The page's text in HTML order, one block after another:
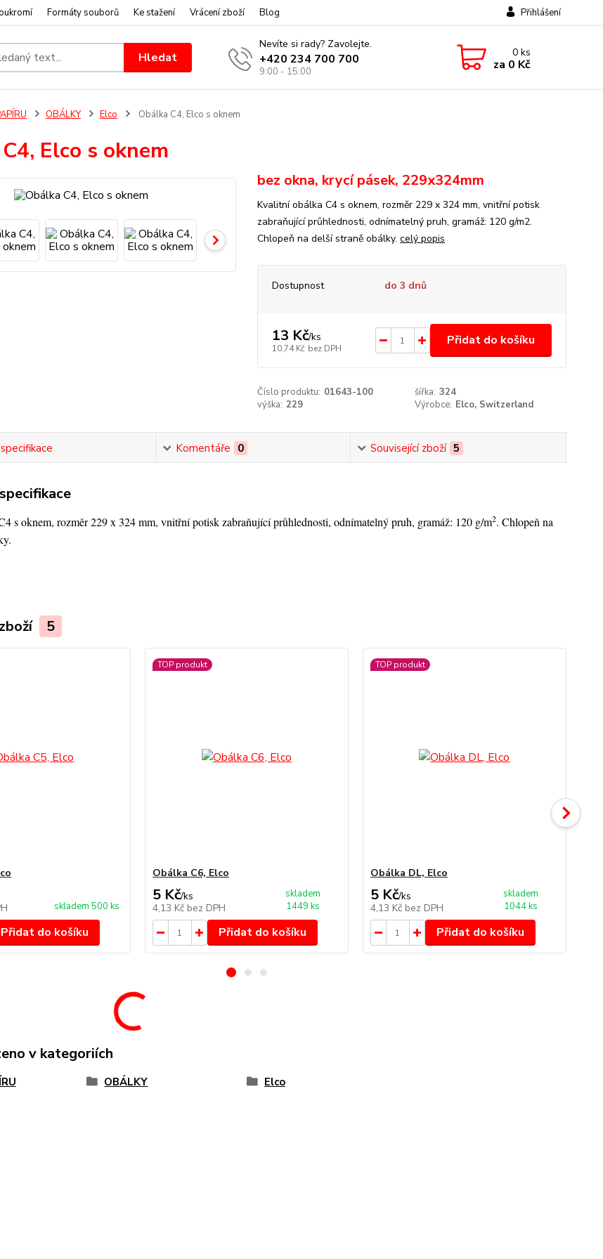
Formáty souborů Ke stažení Vrácení zboží Blog Přihlášení
Hledat
Nevíte si rady? Zavolejte.
+420 234 700 700
9:00 - 15:00
0ks
za 0 Kč
OBÁLKY Elco Obálka C4, Elco s oknem
Elco s oknem
bez okna, krycí pásek, 229x324mm
Kvalitní obálka C4 s oknem, rozměr 229 x 324 mm, vnitřní potisk
zabraňující průhlednosti, odnímatelný pruh, gramáž: 120 g/m2.
Chlopeň na delší straně obálky. celý popis
Dostupnost do 3 dnů
13 Kč/ks
10,74 Kč bez DPH
Přidat do košíku
Číslo produktu: 01643-100 šířka: 324
výška: 229 Výrobce: Elco, Switzerland
Komentáře 0 Související zboží 5
s oknem, rozměr 229 x 324 mm, vnitřní potisk zabraňující průhlednosti, odnímatelný pruh, gramáž: 120 g/m2. Chlopeň na
5
skladem 500 ks
Přidat do košíku
TOP produkt
Obálka C6, Elco
5 Kč/ks
4,13 Kč bez DPH
skladem
1449 ks
Přidat do košíku
TOP produkt
Obálka DL, Elco
5 Kč/ks
4,13 Kč bez DPH
skladem
1044 ks
Přidat do košíku
v kategoriích
OBÁLKY Elco